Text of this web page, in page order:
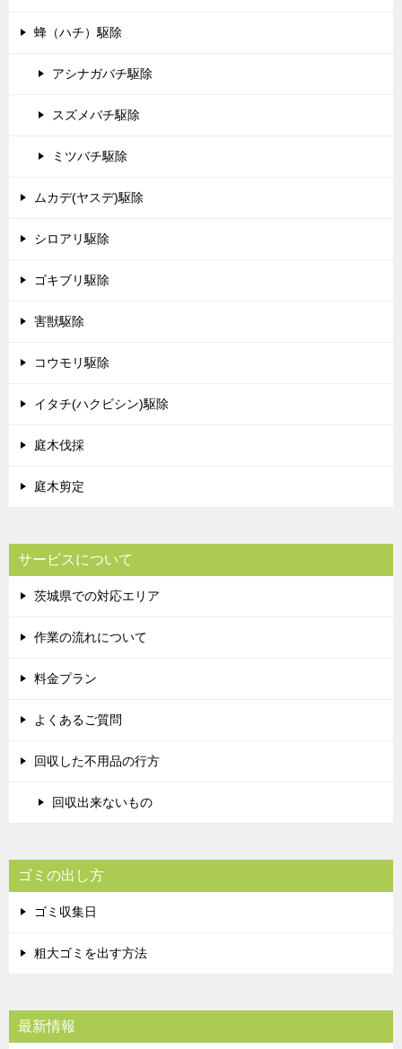
蜂（ハチ）駆除
アシナガバチ駆除
スズメバチ駆除
ミツバチ駆除
ムカデ(ヤスデ)駆除
シロアリ駆除
ゴキブリ駆除
害獣駆除
コウモリ駆除
イタチ(ハクビシン)駆除
庭木伐採
庭木剪定
サービスについて
茨城県での対応エリア
作業の流れについて
料金プラン
よくあるご質問
回収した不用品の行方
回収出来ないもの
ゴミの出し方
ゴミ収集日
粗大ゴミを出す方法
最新情報